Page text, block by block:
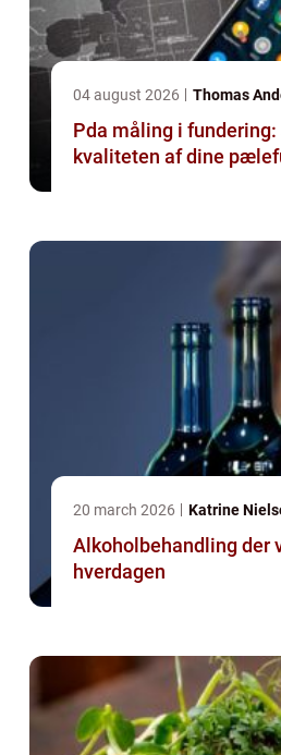
04 august 2026 Thomas
Pda måling i fundering:
kvaliteten af dine
20 march 2026 Katrine
Alkoholbehandling der
hverdagen